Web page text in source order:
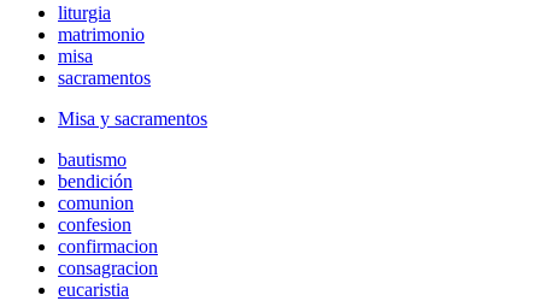
liturgia
matrimonio
misa
sacramentos
Misa y sacramentos
bautismo
bendición
comunion
confesion
confirmacion
consagracion
eucaristia